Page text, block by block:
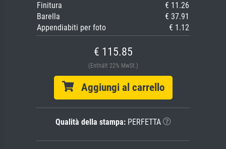
Finitura
€ 11.26
Barella
€ 37.91
Appendiabiti per foto
€ 1.12
€ 115.85
(Enthält 22% MwSt.)
Aggiungi al carrello
Qualità della stampa:PERFETTA